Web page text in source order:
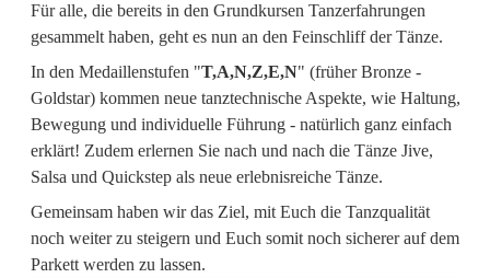
Für alle, die bereits in den Grundkursen Tanzerfahrungen
gesammelt haben, geht es nun an den Feinschliff der Tänze.
In den Medaillenstufen "T,A,N,Z,E,N" (früher Bronze -
Goldstar) kommen neue tanztechnische Aspekte, wie Haltung,
Bewegung und individuelle Führung - natürlich ganz einfach
erklärt! Zudem erlernen Sie nach und nach die Tänze Jive,
Salsa und Quickstep als neue erlebnisreiche Tänze.
Gemeinsam haben wir das Ziel, mit Euch die Tanzqualität
noch weiter zu steigern und Euch somit noch sicherer auf dem
Parkett werden zu lassen.